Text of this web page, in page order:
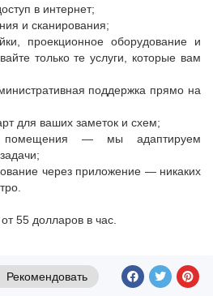
в интернет;
и сканирования;
проекционное оборудование и
только те услуги, которые вам
поддержка прямо на
для ваших заметок и схем;
помещения — мы адаптируем
через приложение — никаких
55 долларов в час.
Рекомендовать